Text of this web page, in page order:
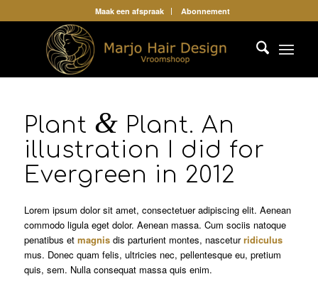
Maak een afspraak Abonnement
Plant & Plant. An
illustration I did for
Evergreen in 2012
Lorem ipsum dolor sit amet, consectetuer adipiscing elit. Aenean
commodo ligula eget dolor. Aenean massa. Cum sociis natoque
penatibus et magnisdis parturient montes, nasceturridiculus
mus. Donec quam felis, ultricies nec, pellentesque eu, pretium
quis, sem. Nulla consequat massa quis enim.